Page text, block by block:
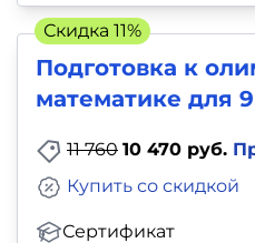
Подготовка к
математике для
11 760 10 470 руб.
Сертификат
Купить со скидкой
Скидка 11%